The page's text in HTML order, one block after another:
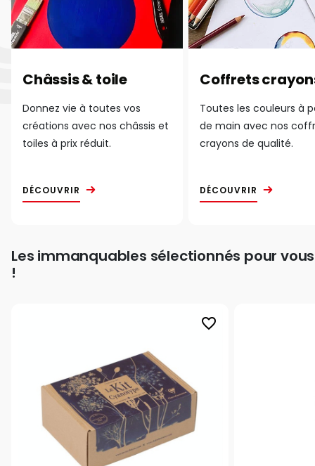
Châssis & toile
Donnez vie à toutes vos
créations avec nos châssis et
toiles à prix réduit.
DÉCOUVRIR
Coffrets
Toutes les couleurs à
de main avec nos
crayons de qualité.
DÉCOUVRIR
Les immanquables sélectionnés pour vous
!
favorite_border